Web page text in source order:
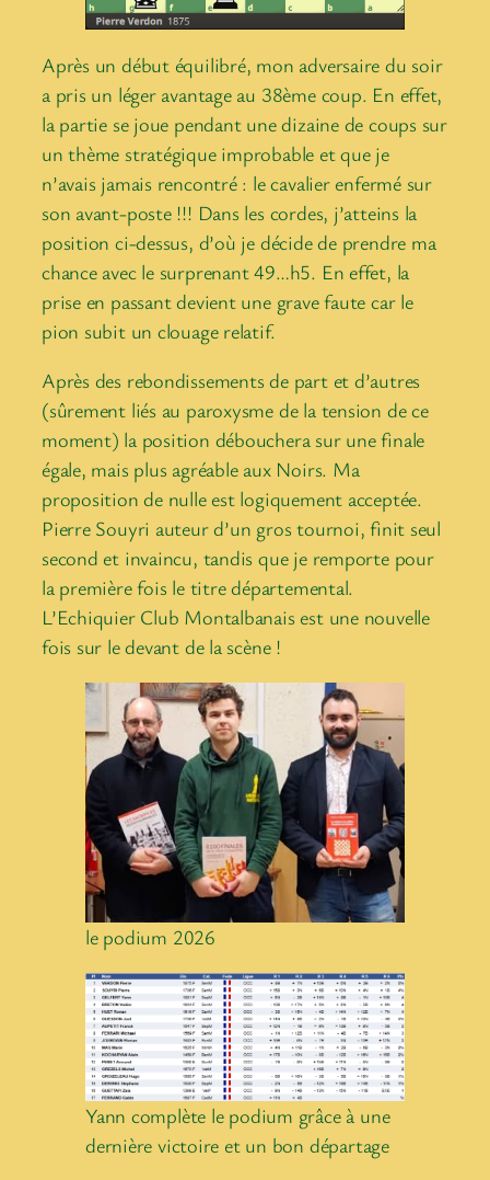
Après un début équilibré, mon adversaire du soir
a pris un léger avantage au 38ème coup. En effet,
la partie se joue pendant une dizaine de coups sur
un thème stratégique improbable et que je
n’avais jamais rencontré : le cavalier enfermé sur
son avant-poste !!! Dans les cordes, j’atteins la
position ci-dessus, d’où je décide de prendre ma
chance avec le surprenant 49…h5. En effet, la
prise en passant devient une grave faute car le
pion subit un clouage relatif.
Après des rebondissements de part et d’autres
(sûrement liés au paroxysme de la tension de ce
moment) la position débouchera sur une finale
égale, mais plus agréable aux Noirs. Ma
proposition de nulle est logiquement acceptée.
Pierre Souyri auteur d’un gros tournoi, finit seul
second et invaincu, tandis que je remporte pour
la première fois le titre départemental.
L’Echiquier Club Montalbanais est une nouvelle
fois sur le devant de la scène !
le podium 2026
Yann complète le podium grâce à une
dernière victoire et un bon départage